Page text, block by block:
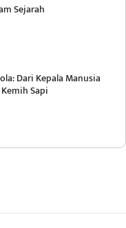
Sejarah
Dari Kepala Manusia
Sapi